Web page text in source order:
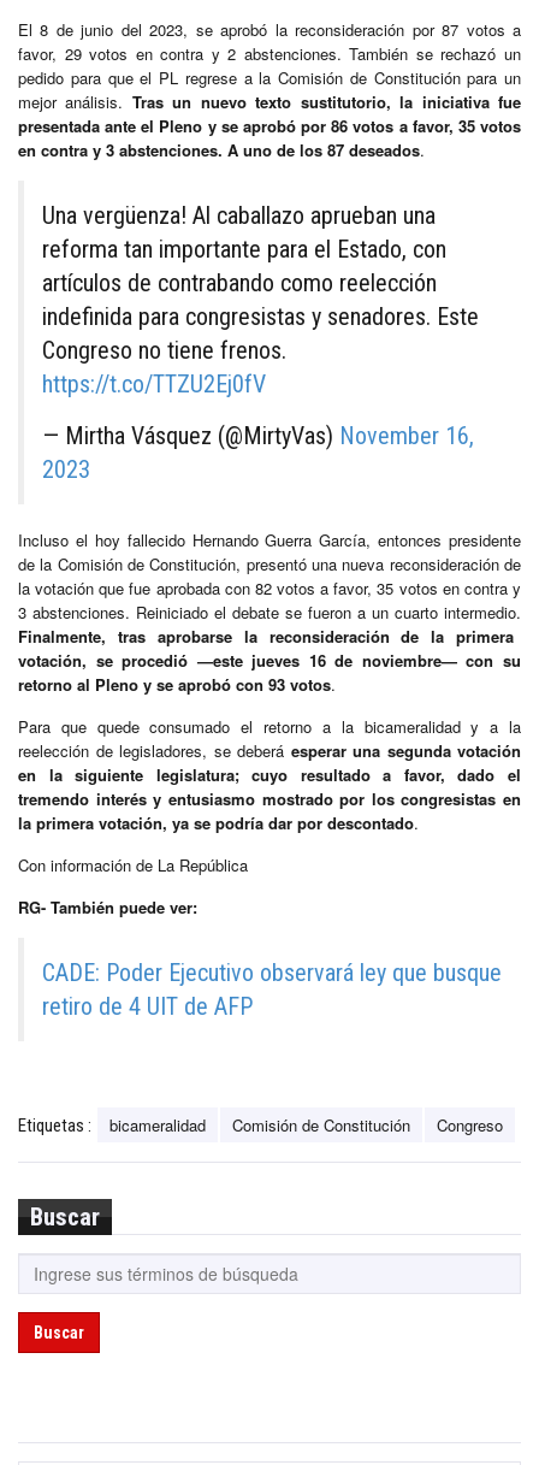
El 8 de junio del 2023, se aprobó la reconsideración por 87 votos a
favor, 29 votos en contra y 2 abstenciones. También se rechazó un
pedido para que el PL regrese a la Comisión de Constitución para un
mejor análisis. Tras un nuevo texto sustitutorio, la iniciativa fue
presentada ante el Pleno y se aprobó por 86 votos a favor, 35 votos
en contra y 3 abstenciones. A uno de los 87 deseados.
Una vergüenza! Al caballazo aprueban una
reforma tan importante para el Estado, con
artículos de contrabando como reelección
indefinida para congresistas y senadores. Este
Congreso no tiene frenos.
https://t.co/TTZU2Ej0fV
— Mirtha Vásquez (@MirtyVas) November 16,
2023
Incluso el hoy fallecido Hernando Guerra García, entonces presidente
de la Comisión de Constitución, presentó una nueva reconsideración de
la votación que fue aprobada con 82 votos a favor, 35 votos en contra y
3 abstenciones. Reiniciado el debate se fueron a un cuarto intermedio.
Finalmente, tras aprobarse la reconsideración de la primera
votación, se procedió —este jueves 16 de noviembre— con su
retorno al Pleno y se aprobó con 93 votos.
Para que quede consumado el retorno a la bicameralidad y a la
reelección de legisladores, se deberá esperar una segunda votación
en la siguiente legislatura; cuyo resultado a favor, dado el
tremendo interés y entusiasmo mostrado por los congresistas en
la primera votación, ya se podría dar por descontado.
Con información de La República
RG- También puede ver:
CADE: Poder Ejecutivo observará ley que busque
retiro de 4 UIT de AFP
Etiquetas : bicameralidad Comisión de Constitución Congreso
Buscar
Buscar